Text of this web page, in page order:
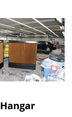
Hangar